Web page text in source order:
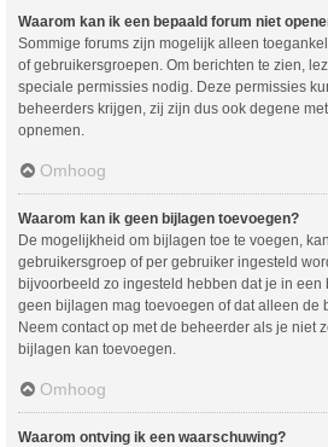
Waarom kan ik een bepaald forum niet
Sommige forums zijn mogelijk alleen
of gebruikersgroepen. Om berichten te zien,
speciale permissies nodig. Deze permissies
beheerders krijgen, zij zijn dus ook degene
opnemen.
Omhoog
Waarom kan ik geen bijlagen toevoegen?
De mogelijkheid om bijlagen toe te voegen,
gebruikersgroep of per gebruiker ingesteld
bijvoorbeeld zo ingesteld hebben dat je in een
geen bijlagen mag toevoegen of dat alleen de
Neem contact op met de beheerder als je niet
bijlagen kan toevoegen.
Omhoog
Waarom ontving ik een waarschuwing?